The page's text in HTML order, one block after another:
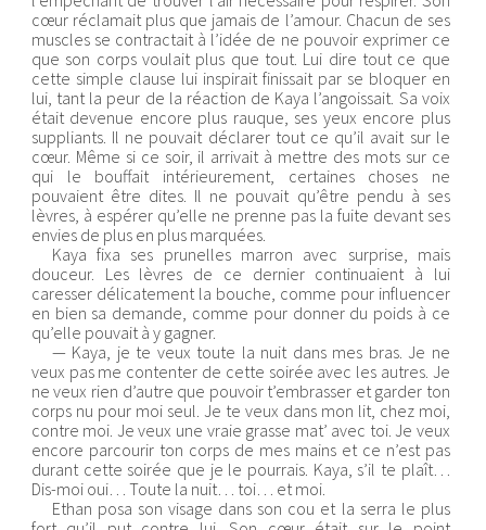
cœur réclamait plus que jamais de l’amour. Chacun de ses
muscles se contractait à l’idée de ne pouvoir exprimer ce
que son corps voulait plus que tout. Lui dire tout ce que
cette simple clause lui inspirait finissait par se bloquer en
lui, tant la peur de la réaction de Kaya l’angoissait. Sa voix
était devenue encore plus rauque, ses yeux encore plus
suppliants. Il ne pouvait déclarer tout ce qu’il avait sur le
cœur. Même si ce soir, il arrivait à mettre des mots sur ce
qui le bouffait intérieurement, certaines choses ne
pouvaient être dites. Il ne pouvait qu’être pendu à ses
lèvres, à espérer qu’elle ne prenne pas la fuite devant ses
envies de plus en plus marquées.
Kaya fixa ses prunelles marron avec surprise, mais
douceur. Les lèvres de ce dernier continuaient à lui
caresser délicatement la bouche, comme pour influencer
en bien sa demande, comme pour donner du poids à ce
qu’elle pouvait à y gagner.
— Kaya, je te veux toute la nuit dans mes bras. Je ne
veux pas me contenter de cette soirée avec les autres. Je
ne veux rien d’autre que pouvoir t’embrasser et garder ton
corps nu pour moi seul. Je te veux dans mon lit, chez moi,
contre moi. Je veux une vraie grasse mat’ avec toi. Je veux
encore parcourir ton corps de mes mains et ce n’est pas
durant cette soirée que je le pourrais. Kaya, s’il te plaît…
Dis-moi oui… Toute la nuit… toi… et moi.
Ethan posa son visage dans son cou et la serra le plus